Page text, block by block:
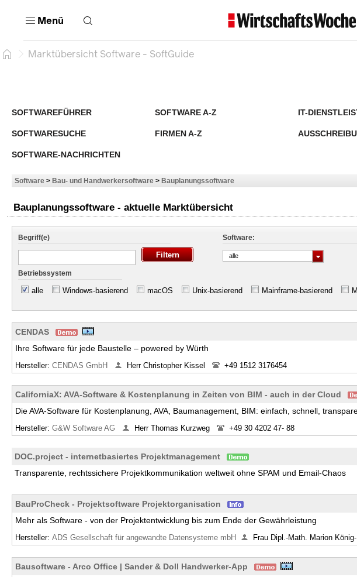
Menü
Marktübersicht Software - SoftGuide
SOFTWAREFÜHRER SOFTWARE A-Z IT-
SOFTWARESUCHE FIRMEN A-Z
SOFTWARE-NACHRICHTEN
Software > Bau- und Handwerkersoftware > Bauplanungssoftware
Bauplanungssoftware - aktuelle Marktübersicht
Begriff(e) Software:
alle
Betriebssystem
alle Windows-basierend macOS Unix-basierend Mainframe-basierend
CENDAS
Ihre Software für jede Baustelle – powered by Würth
Hersteller: CENDAS GmbH Herr Christopher Kissel +49 1512 3176454
CaliforniaX: AVA-Software & Kostenplanung in Zeiten von BIM - auch in der Cloud
Die AVA-Software für Kostenplanung, AVA, Baumanagement, BIM: einfach, schnell,
Hersteller: G&W Software AG Herr Thomas Kurzweg +49 30 4202 47- 88
DOC.project - internetbasiertes Projektmanagement
Transparente, rechtssichere Projektkommunikation weltweit ohne SPAM und Email-Chaos
BauProCheck - Projektsoftware Projektorganisation
Mehr als Software - von der Projektentwicklung bis zum Ende der Gewährleistung
Hersteller: ADS Gesellschaft für angewandte Datensysteme mbH Frau Dipl.-Math. Marion
Bausoftware - Arco Office | Sander & Doll Handwerker-App